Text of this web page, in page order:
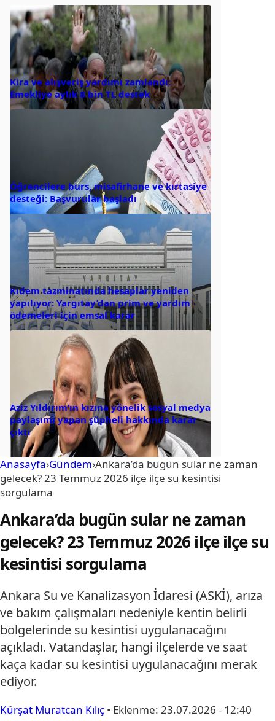
Kira ve alışveriş yardımı zamlandı:
Emekliye aylık 8 bin TL destek
Öğrencilere burs, misafirhane ve kırtasiye
desteği: Başvurular başladı
Kıdem tazminatında hesaplar yeniden
yapılıyor: Yargıtay’dan prim ve yardım
ödemeleri için emsal karar
Aziz Yıldırım’ın kızına yönelik sosyal medya
paylaşımı yapan şüpheli hakkında karar
çıktı
Anasayfa›Gündem›Ankara’da bugün sular ne zaman
gelecek? 23 Temmuz 2026 ilçe ilçe su kesintisi
sorgulama
Ankara’da bugün sular ne zaman
gelecek? 23 Temmuz 2026 ilçe ilçe su
kesintisi sorgulama
Ankara Su ve Kanalizasyon İdaresi (ASKİ), arıza
ve bakım çalışmaları nedeniyle kentin belirli
bölgelerinde su kesintisi uygulanacağını
açıkladı. Vatandaşlar, hangi ilçelerde ve saat
kaça kadar su kesintisi uygulanacağını merak
ediyor.
Kürşat Muratcan Kılıç • Eklenme: 23.07.2026 - 12:40